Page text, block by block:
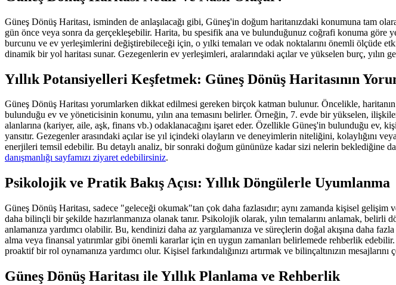
Güneş Dönüş Haritası, isminden de anlaşılacağı gibi, Güneş'in doğum haritanızdaki konumuna tam
gün önce veya sonra da gerçekleşebilir. Harita, bu spesifik ana ve bulunduğunuz coğrafi konuma göre
burcunu ve ev yerleşimlerini değiştirebileceği için, o yılki temaları ve odak noktalarını önemli ölçüde
dinamik bir yol haritası sunar. Gezegenlerin ev yerleşimleri, aralarındaki açılar ve yükselen burç,
Yıllık Potansiyelleri Keşfetmek: Güneş Dönüş Haritasının
Güneş Dönüş Haritası yorumlarken dikkat edilmesi gereken birçok katman bulunur. Öncelikle,
bulunduğu ev ve yöneticisinin konumu, yılın ana temasını belirler. Örneğin, 7. evde bir yükselen,
alanlarına (kariyer, aile, aşk, finans vb.) odaklanacağını işaret eder. Özellikle Güneş'in bulunduğu ev,
yansıtır. Gezegenler arasındaki açılar ise yıl içindeki olayların ve deneyimlerin niteliğini, kolaylığını
enerjileri temsil edebilir. Bu detaylı analiz, bir sonraki doğum gününüze kadar sizi nelerin beklediğine
danışmanlığı sayfamızı ziyaret edebilirsiniz.
Psikolojik ve Pratik Bakış Açısı: Yıllık Döngülerle Uyumlanma
Güneş Dönüş Haritası, sadece "geleceği okumak"tan çok daha fazlasıdır; aynı zamanda kişisel
daha bilinçli bir şekilde hazırlanmanıza olanak tanır. Psikolojik olarak, yılın temalarını anlamak,
anlamanıza yardımcı olabilir. Bu, kendinizi daha az yargılamanıza ve süreçlerin doğal akışına daha
alma veya finansal yatırımlar gibi önemli kararlar için en uygun zamanları belirlemede rehberlik
proaktif bir rol oynamanıza yardımcı olur. Kişisel farkındalığınızı artırmak ve bilinçaltınızın mesajlarını
Güneş Dönüş Haritası ile Yıllık Planlama ve Rehberlik